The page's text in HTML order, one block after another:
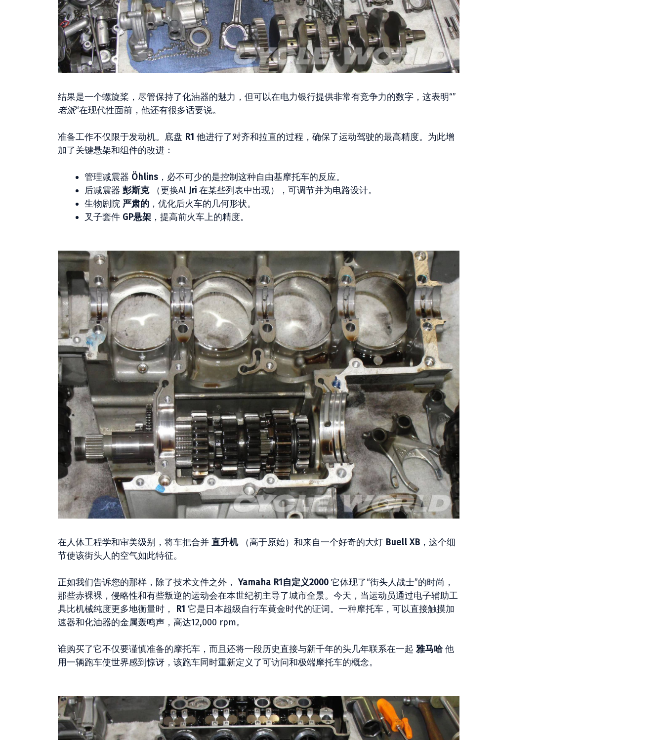
结果是一个螺旋桨，尽管保持了化油器的魅力，但可以在电力银行提供非常有竞争力的数字，这表明“”
老派“在现代性面前，他还有很多话要说。
准备工作不仅限于发动机。底盘 R1 他进行了对齐和拉直的过程，确保了运动驾驶的最高精度。为此增
加了关键悬架和组件的改进：
管理减震器 Öhlins ，必不可少的是控制这种自由基摩托车的反应。
后减震器 彭斯克（更换Al Jri 在某些列表中出现），可调节并为电路设计。
生物剧院 严肃的 ，优化后火车的几何形状。
叉子套件 GP悬架 ，提高前火车上的精度。
在人体工程学和审美级别，将车把合并 直升机（高于原始）和来自一个好奇的大灯 Buell XB ，这个细
节使该街头人的空气如此特征。
正如我们告诉您的那样，除了技术文件之外， Yamaha R1自定义2000 它体现了“街头人战士”的时尚，
那些赤裸裸，侵略性和有些叛逆的运动会在本世纪初主导了城市全景。今天，当运动员通过电子辅助工
具比机械纯度更多地衡量时， R1 它是日本超级自行车黄金时代的证词。一种摩托车，可以直接触摸加
速器和化油器的金属轰鸣声，高达12,000 rpm。
谁购买了它不仅要谨慎准备的摩托车，而且还将一段历史直接与新千年的头几年联系在一起 雅马哈他
用一辆跑车使世界感到惊讶，该跑车同时重新定义了可访问和极端摩托车的概念。